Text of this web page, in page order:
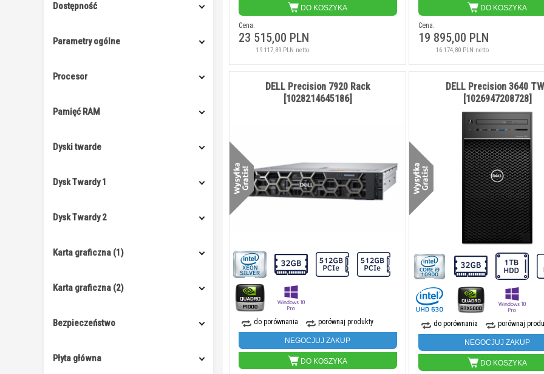
Dostępność
Parametry ogólne
Procesor
Pamięć RAM
Dyski twarde
Dysk Twardy 1
Dysk Twardy 2
Karta graficzna (1)
Karta graficzna (2)
Bezpieczeństwo
Płyta główna
DO KOSZYKA
Cena:
23 515,00 PLN
19 117,89 PLN netto
DO KOSZYKA
Cena:
19 895,00 PLN
16 174,80 PLN netto
do porównania porównaj produkty
NEGOCJUJ ZAKUP
DO KOSZYKA
DELL Precision 7920 Rack
[1028214645186]
do porównania porównaj
NEGOCJUJ ZAKUP
DO KOSZYKA
DELL Precision 3640
[1026947208728]